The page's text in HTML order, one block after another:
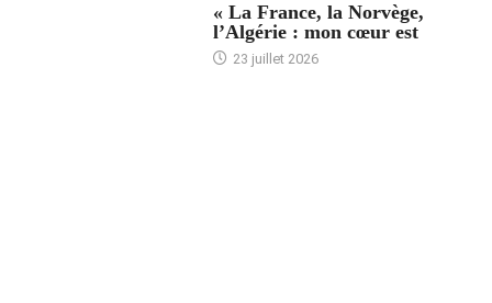
« La France, la Norvège,
l’Algérie : mon cœur est
23 juillet 2026